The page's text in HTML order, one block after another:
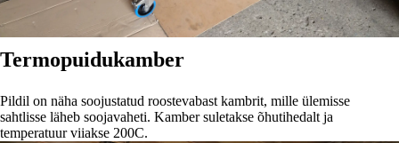
Termopuidukamber
Pildil on näha soojustatud roostevabast kambrit, mille ülemisse
sahtlisse läheb soojavaheti. Kamber suletakse õhutihedalt ja
temperatuur viiakse 200C.